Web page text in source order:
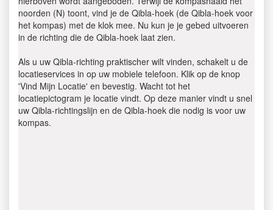
noorden (N) toont, vind je de Qibla-hoek (de Qibla-hoek voor
het kompas) met de klok mee. Nu kun je je gebed uitvoeren
in de richting die de Qibla-hoek laat zien.
Als u uw Qibla-richting praktischer wilt vinden, schakelt u de
locatieservices in op uw mobiele telefoon. Klik op de knop
'Vind Mijn Locatie' en bevestig. Wacht tot het
locatiepictogram je locatie vindt. Op deze manier vindt u snel
uw Qibla-richtingslijn en de Qibla-hoek die nodig is voor uw
kompas.